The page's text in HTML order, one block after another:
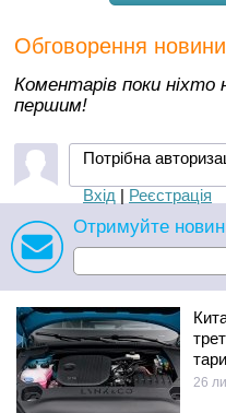
Обговорення новини
Коментарів поки
першим!
Потрібна
Вхід | Реєстрація
Отримуйте
26